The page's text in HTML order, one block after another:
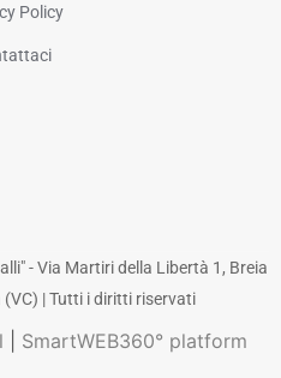
Policy
- Via Martiri della Libertà 1, Breia
(VC) | Tutti i diritti riservati
SmartWEB360° platform